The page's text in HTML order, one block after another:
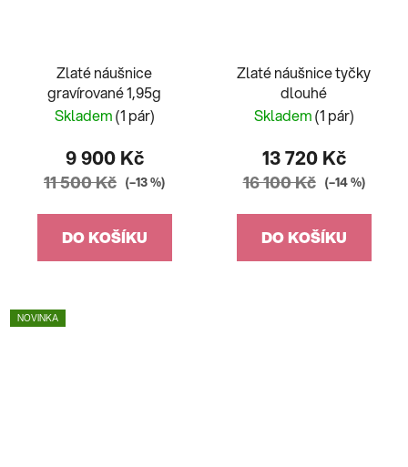
Zlaté náušnice
gravírované 1,95g
Skladem(1 pár)
9 900 Kč
11 500 Kč (–13 %)
DO KOŠÍKU
Zlaté náušnice tyčky
dlouhé
Skladem(1 pár)
13 720 Kč
16 100 Kč (–14 %)
DO KOŠÍKU
NOVINKA